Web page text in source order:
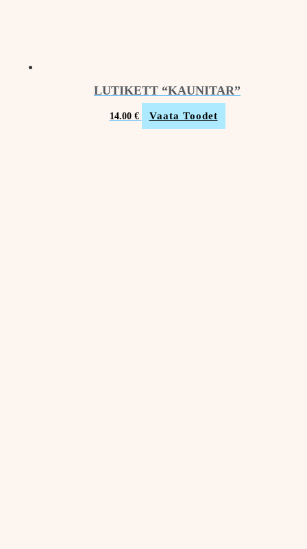
LUTIKETT “KAUNITAR”
14.00 € Vaata Toodet